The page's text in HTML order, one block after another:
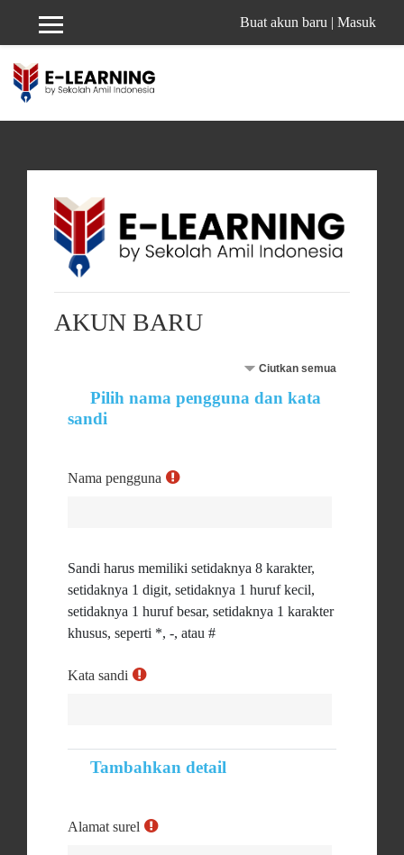
Panel samping Buat akun baru | Masuk
AKUN BARU
Ciutkan semua
Pilih nama pengguna dan kata
sandi
Nama pengguna
Sandi harus memiliki setidaknya 8 karakter,
setidaknya 1 digit, setidaknya 1 huruf kecil,
setidaknya 1 huruf besar, setidaknya 1 karakter
khusus, seperti *, -, atau #
Kata sandi
Tambahkan detail
Alamat surel